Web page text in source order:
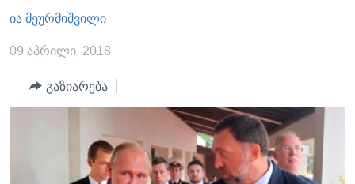
ძიებაზე
ᲐᲨᲨ-ᲘᲡ ᲐᲠᲩᲔᲕᲜᲔᲑᲘ 2024
ᲛᲡᲝᲤᲚᲘᲝ
ᲕᲘᲓᲔᲝᲔᲑᲘ
ᲒᲐᲓᲐᲪᲔᲛᲔᲑᲘ
ᲕᲐᲨᲘᲜᲒᲢᲝᲜᲘ ᲓᲦᲔᲡ
ᲮᲔᲓᲕᲐ ᲕᲐᲨᲘᲜᲒᲢᲝᲜᲘᲓᲐᲜ
ᲡᲮᲕᲐ ᲡᲘᲐᲮᲚᲔᲔᲑᲘ
ᲠᲣᲡᲔᲗᲘᲡ ᲨᲔᲭᲠᲐ ᲣᲙᲠᲐᲘᲜᲐᲨᲘ
ია მეურმიშვილი
09 აპრილი, 2018
გაზიარება